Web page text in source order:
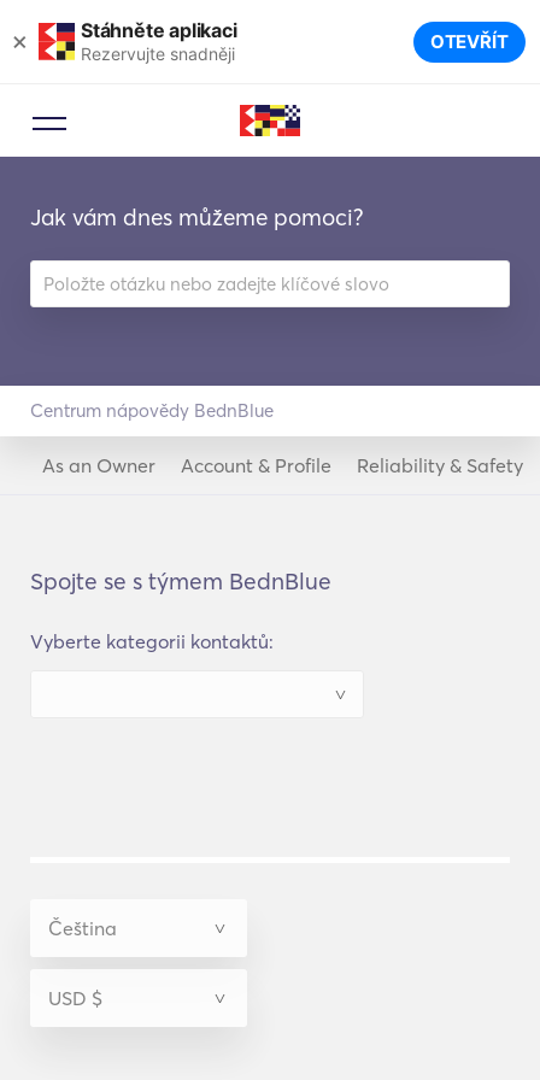
× Stáhněte aplikaci
Rezervujte snadněji OTEVŘÍT
Jak vám dnes můžeme pomoci?
Centrum nápovědy BednBlue
As an Owner Account & Profile Reliability & Safety
Spojte se s týmem BednBlue
Vyberte kategorii kontaktů: